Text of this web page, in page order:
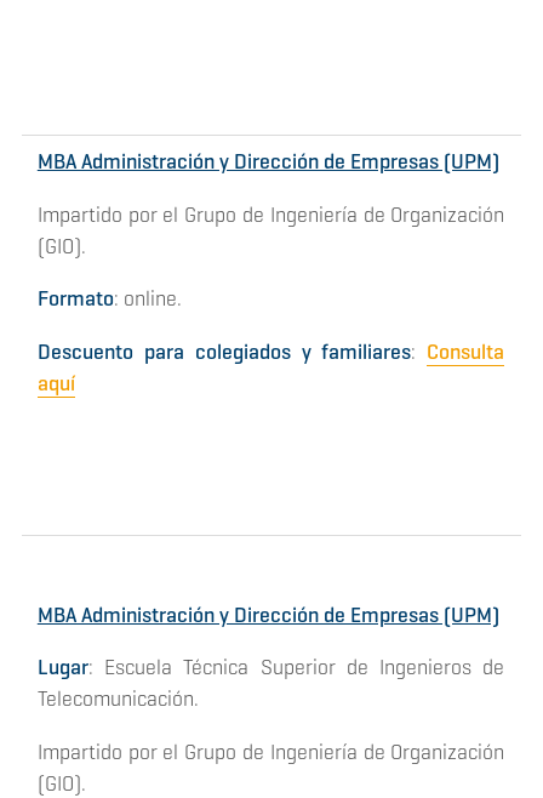
MBA Administración y Dirección de Empresas (UPM)
Impartido por el Grupo de Ingeniería de Organización
(GIO).
Formato: online.
Descuento para colegiados y familiares: Consulta
aquí
MBA Administración y Dirección de Empresas (UPM)
Lugar: Escuela Técnica Superior de Ingenieros de
Telecomunicación.
Impartido por el Grupo de Ingeniería de Organización
(GIO).